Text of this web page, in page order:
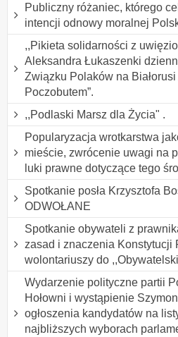
Publiczny różaniec, którego
intencji odnowy moralnej
,,Pikieta solidarności z
Aleksandra Łukaszenki
Związku Polaków na
Poczobutem”.
,,Podlaski Marsz dla Życia" .
Popularyzacja wrotkarstwa
mieście, zwrócenie uwagi na
luki prawne dotyczące tego
Spotkanie posła Krzysztofa
ODWOŁANE
Spotkanie obywateli z
zasad i znaczenia Konstytucji
wolontariuszy do
Wydarzenie polityczne partii
Hołowni i wystąpienie
ogłoszenia kandydatów na
najbliższych wyborach